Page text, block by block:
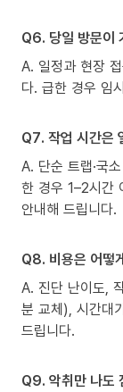
Q6. 당일 방문이
A. 일정과 현장
다. 급한 경우 임
Q7. 작업 시간은
A. 단순 트랩·국
한 경우 1–2시간
안내해 드립니다.
Q8. 비용은 어떻
A. 진단 난이도,
분 교체), 시간대
드립니다.
Q9. 악취만 나도